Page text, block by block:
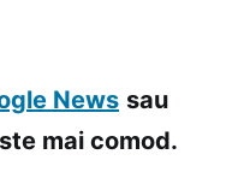
News sau
mai comod.